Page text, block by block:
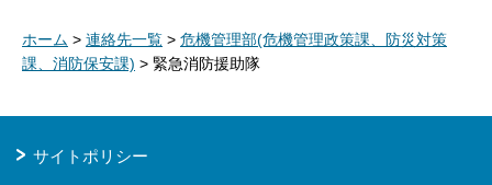
ホーム > 連絡先一覧 > 危機管理部(危機管理政策課、防災対策
課、消防保安課) > 緊急消防援助隊
サイトポリシー